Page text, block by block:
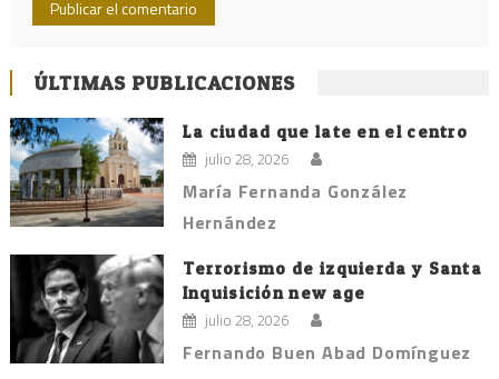
ÚLTIMAS PUBLICACIONES
La ciudad que late en el centro
julio 28, 2026
María Fernanda González
Hernández
Terrorismo de izquierda y Santa
Inquisición new age
julio 28, 2026
Fernando Buen Abad Domínguez